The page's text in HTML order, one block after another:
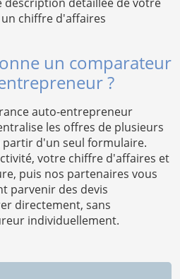
chiffre d'affaires
un comparateur
?
auto-entrepreneur
les offres de plusieurs
d'un seul formulaire.
votre chiffre d'affaires et
puis nos partenaires vous
parvenir des devis
directement, sans
individuellement.